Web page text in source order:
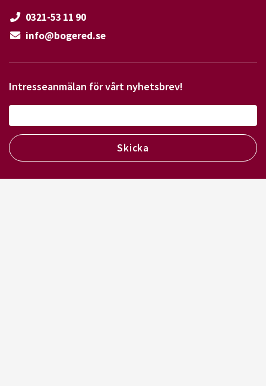
0321-53 11 90
info@bogered.se
Intresseanmälan för vårt nyhetsbrev!